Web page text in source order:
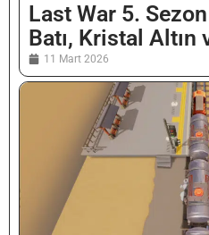
Last War 5.
Batı, Kristal Altın
11 Mart 2026